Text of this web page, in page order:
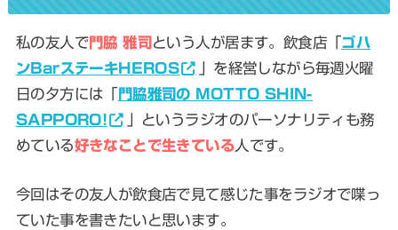
私の友人で門脇 雅司 という人が居ます。飲食店「ゴハ
ンBarステーキHEROS
」を経営しながら毎週火曜
日の夕方には「 門脇雅司の MOTTO SHIN-
SAPPORO!
」というラジオのパーソナリティも務
めている好きなことで生きている人です。
今回はその友人が飲食店で見て感じた事をラジオで喋っ
ていた事を書きたいと思います。